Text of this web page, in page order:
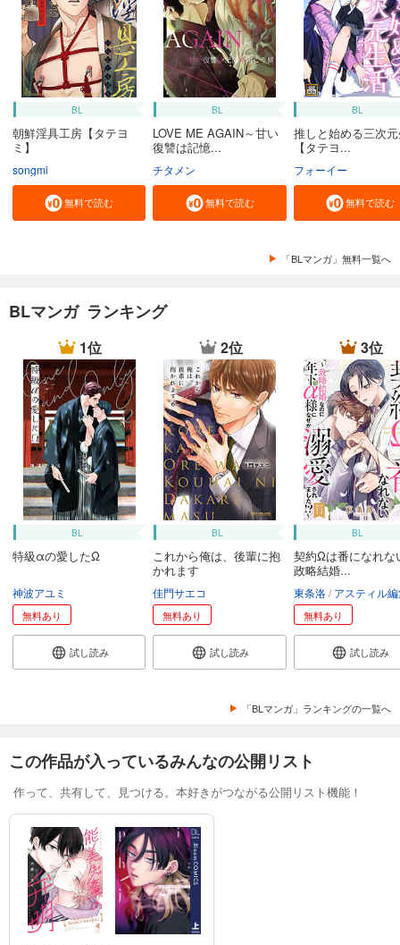
BL
朝鮮淫具工房【タテヨ
ミ】
songmi
無料で読む
BL
LOVE ME AGAIN～甘い
復讐は記憶...
チタメン
無料で読む
BL
推しと始める三次
【タテヨ...
フォーイー
無料で読む
「BLマンガ」無料一覧へ
BLマンガ ランキング
1位
BL
特級αの愛したΩ
神波アユミ
無料あり
試し読み
2位
BL
これから俺は、後輩に抱
かれます
佳門サエコ
無料あり
試し読み
3位
BL
契約Ωは番になれな
政略結婚...
東条洛 アスティル
無料あり
試し読み
「BLマンガ」ランキングの一覧へ
この作品が入っているみんなの公開リスト
作って、共有して、見つける。本好きがつながる公開リスト機能！